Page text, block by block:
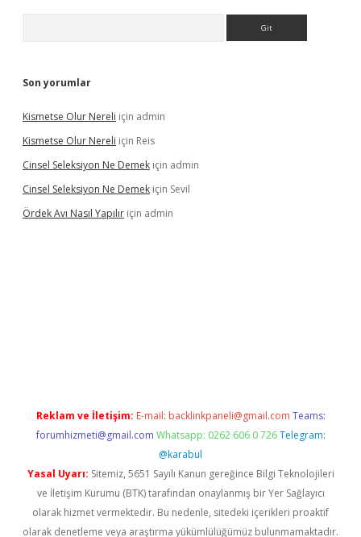
Son yorumlar
Kismetse Olur Nereli için admin
Kismetse Olur Nereli için Reis
Cinsel Seleksiyon Ne Demek için admin
Cinsel Seleksiyon Ne Demek için Sevil
Ördek Avı Nasıl Yapılır için admin
Reklam ve İletişim: E-mail: backlinkpaneli@gmail.com Teams:
forumhizmeti@gmail.com Whatsapp: 0262 606 0 726 Telegram:
@karabul
Yasal Uyarı: Sitemiz, 5651 Sayılı Kanun gereğince Bilgi Teknolojileri
ve İletişim Kurumu (BTK) tarafından onaylanmış bir Yer Sağlayıcı
olarak hizmet vermektedir. Bu nedenle, sitedeki içerikleri proaktif
olarak denetleme veya araştırma yükümlülüğümüz bulunmamaktadır.